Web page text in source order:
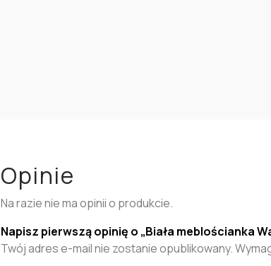
Opinie
Na razie nie ma opinii o produkcie.
Napisz pierwszą opinię o „Biała meblościanka
Twój adres e-mail nie zostanie opublikowany.